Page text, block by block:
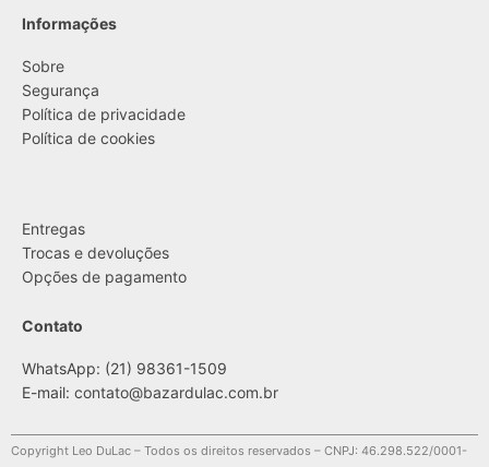
Informações
Sobre
Segurança
Política de privacidade
Política de cookies
Entregas
Trocas e devoluções
Opções de pagamento
Contato
WhatsApp: (21) 98361-1509
E-mail: contato@bazardulac.com.br
Copyright Leo DuLac – Todos os direitos reservados – CNPJ: 46.298.522/0001-